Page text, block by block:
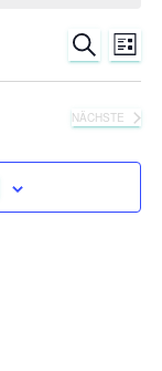
Suche
SUCHE
LISTE
NÄCHSTE